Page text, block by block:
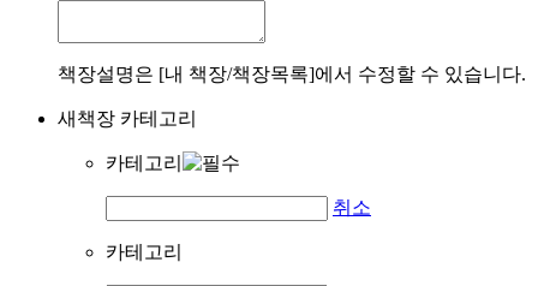
책장설명은 [내 책장/책장목록]에서 수정할 수 있습니다.
새책장 카테고리
카테고리
취소
카테고리